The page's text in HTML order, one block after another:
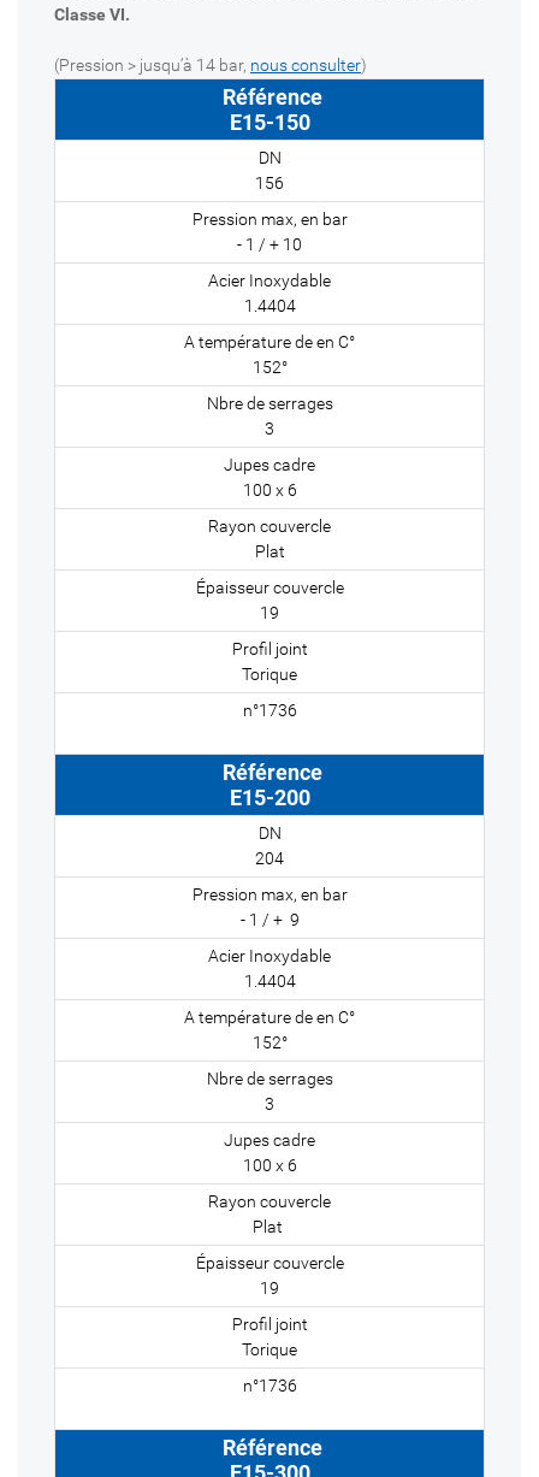
Classe VI.
(Pression > jusqu’à 14 bar, nous consulter)
E15-150
156
- 1 / + 10
1.4404
152°
3
100 x 6
Plat
19
Torique
E15-200
204
- 1 / + 9
1.4404
152°
3
100 x 6
Plat
19
Torique